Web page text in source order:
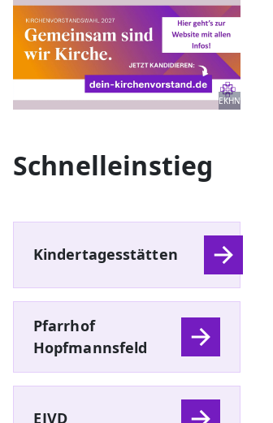
EKHN
Schnelleinstieg
Kindertagesstätten
Pfarrhof
Hopfmannsfeld
EJVD